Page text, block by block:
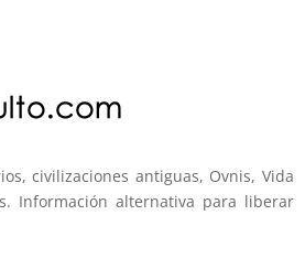
civilizaciones antiguas, Ovnis, Vida
Información alternativa para liberar